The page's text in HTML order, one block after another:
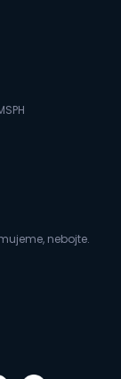
nebojte.